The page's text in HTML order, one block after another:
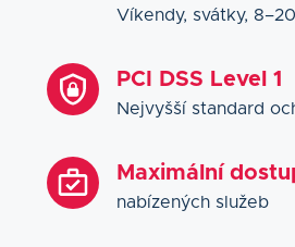
Víkendy, svátky,
PCI DSS Level 1
Nejvyšší standard
Maximální
nabízených služeb